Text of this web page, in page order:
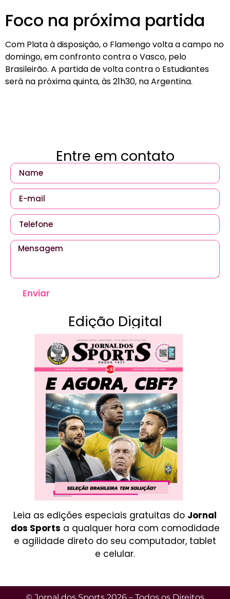
Foco na próxima partida
Com Plata à disposição, o Flamengo volta a campo no
domingo, em confronto contra o Vasco, pelo
Brasileirão. A partida de volta contra o Estudiantes
será na próxima quinta, às 21h30, na Argentina.
Entre em contato
Enviar
Edição Digital
Leia as edições especiais gratuitas do Jornal
dos Sports a qualquer hora com comodidade
e agilidade direto do seu computador, tablet
e celular.
© Jornal dos Sports 2026 – Todos os Direitos